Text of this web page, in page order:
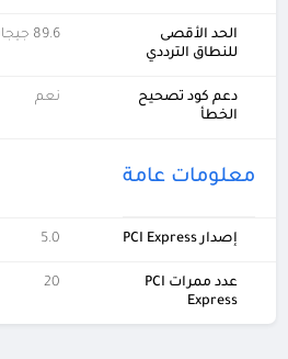
الحد الأقصى
للنطاق الترددي
89.6 جيجابايت في الثانية
دعم كود تصحيح
الخطأ
نعم
معلومات عامة
إصدار PCI Express 5.0
عدد ممرات PCI
Express
20